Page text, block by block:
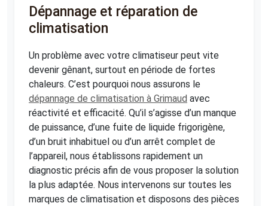
Dépannage et réparation de
climatisation
Un problème avec votre climatiseur peut vite
devenir gênant, surtout en période de fortes
chaleurs. C’est pourquoi nous assurons le
dépannage de climatisation à Grimaud avec
réactivité et efficacité. Qu’il s’agisse d’un manque
de puissance, d’une fuite de liquide frigorigène,
d’un bruit inhabituel ou d’un arrêt complet de
l’appareil, nous établissons rapidement un
diagnostic précis afin de vous proposer la solution
la plus adaptée. Nous intervenons sur toutes les
marques de climatisation et disposons des pièces